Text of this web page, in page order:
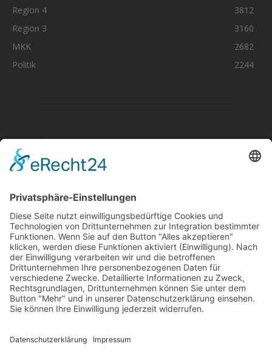
Region 4
3812
Region 3
3160
MKK
2682
Politik
2244
Aktuelle Nachrichten aus dem MKK-Kreis.
Kontaktiere uns:team@mkk-echo.de
JetztBericht einreichen
Folge uns auf SocialMedia